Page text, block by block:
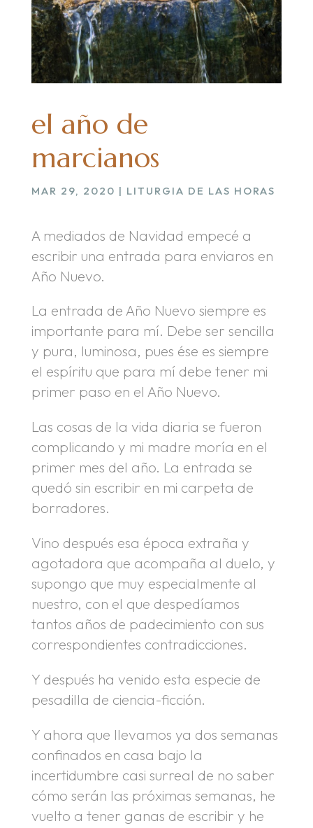
el año de
marcianos
MAR 29, 2020 | LITURGIA DE LAS HORAS
A mediados de Navidad empecé a
escribir una entrada para enviaros en
Año Nuevo.
La entrada de Año Nuevo siempre es
importante para mí. Debe ser sencilla
y pura, luminosa, pues ése es siempre
el espíritu que para mí debe tener mi
primer paso en el Año Nuevo.
Las cosas de la vida diaria se fueron
complicando y mi madre moría en el
primer mes del año. La entrada se
quedó sin escribir en mi carpeta de
borradores.
Vino después esa época extraña y
agotadora que acompaña al duelo, y
supongo que muy especialmente al
nuestro, con el que despedíamos
tantos años de padecimiento con sus
correspondientes contradicciones.
Y después ha venido esta especie de
pesadilla de ciencia-ficción.
Y ahora que llevamos ya dos semanas
confinados en casa bajo la
incertidumbre casi surreal de no saber
cómo serán las próximas semanas, he
vuelto a tener ganas de escribir y he